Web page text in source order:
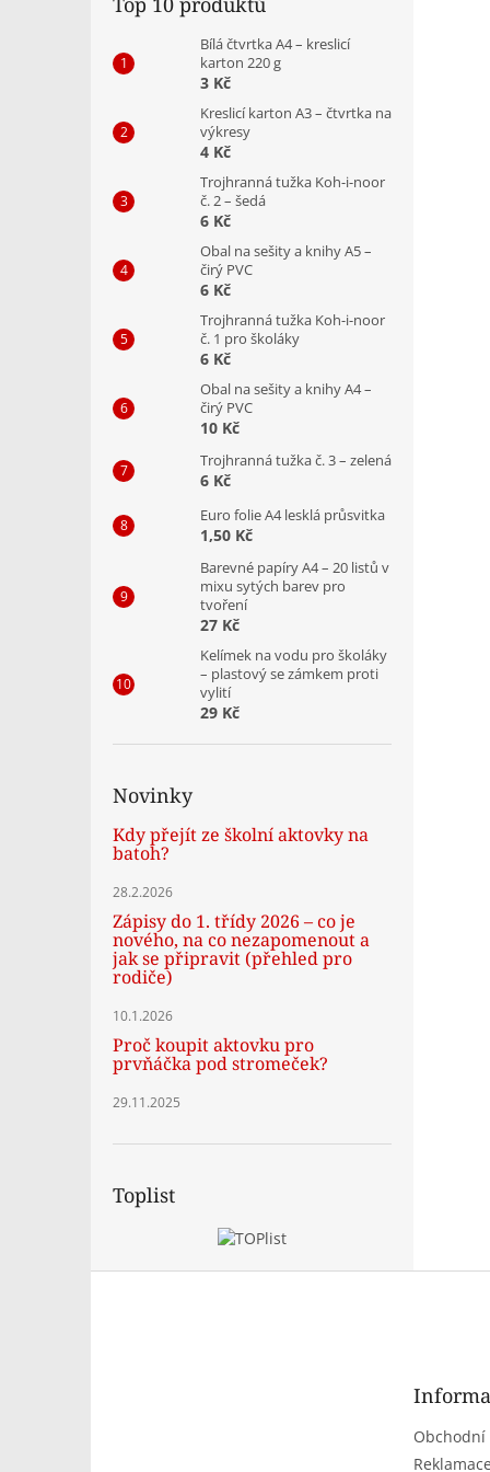
Bílá čtvrtka A4 – kreslicí
karton 220 g
3 Kč
Kreslicí karton A3 – čtvrtka na
výkresy
4 Kč
Trojhranná tužka Koh-i-noor
č. 2 – šedá
6 Kč
Obal na sešity a knihy A5 –
čirý PVC
6 Kč
Trojhranná tužka Koh-i-noor
č. 1 pro školáky
6 Kč
Obal na sešity a knihy A4 –
čirý PVC
10 Kč
Trojhranná tužka č. 3 – zelená
6 Kč
Euro folie A4 lesklá průsvitka
1,50 Kč
Barevné papíry A4 – 20 listů v
mixu sytých barev pro
tvoření
27 Kč
Kelímek na vodu pro školáky
– plastový se zámkem proti
vylití
29 Kč
Novinky
Kdy přejít ze školní aktovky na
batoh?
28.2.2026
Zápisy do 1. třídy 2026 – co je
nového, na co nezapomenout a
jak se připravit (přehled pro
rodiče)
10.1.2026
Proč koupit aktovku pro
prvňáčka pod stromeček?
29.11.2025
Toplist